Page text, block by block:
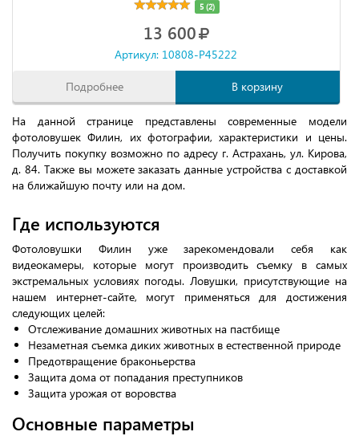
На данной странице представлены современные модели
фотоловушек Филин, их фотографии, характеристики и цены.
Получить покупку возможно по адресу г. Астрахань, ул. Кирова,
д. 84. Также вы можете заказать данные устройства с доставкой
на ближайшую почту или на дом.
5 (2)
13 600
Артикул: 10808-P45222
Подробнее В корзину
Где используются
Фотоловушки Филин уже зарекомендовали себя как
видеокамеры, которые могут производить съемку в самых
экстремальных условиях погоды. Ловушки, присутствующие на
нашем интернет-сайте, могут применяться для достижения
следующих целей:
Отслеживание домашних животных на пастбище
Незаметная съемка диких животных в естественной природе
Предотвращение браконьерства
Защита дома от попадания преступников
Защита урожая от воровства
Основные параметры